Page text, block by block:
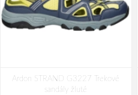
Ardon STRAND G3227 Trekové
sandály žluté